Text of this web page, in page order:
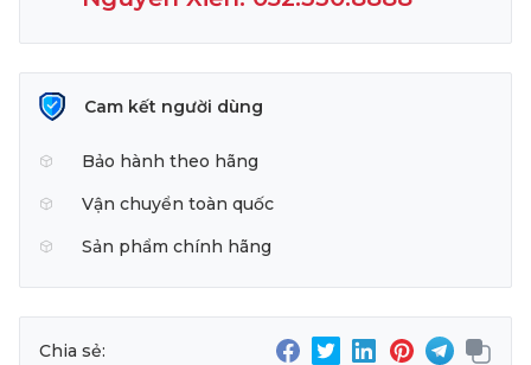
Cam kết người dùng
Bảo hành theo hãng
Vận chuyển toàn quốc
Sản phẩm chính hãng
Chia sẻ: